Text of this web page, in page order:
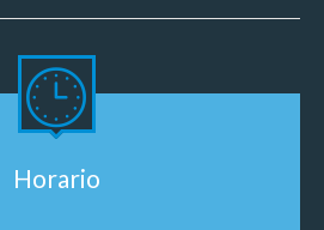
Horario